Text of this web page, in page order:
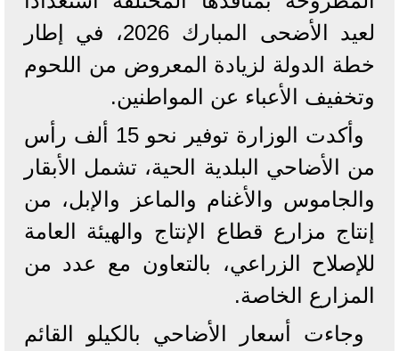
لعيد الأضحى المبارك 2026، في إطار
خطة الدولة لزيادة المعروض من اللحوم
وتخفيف الأعباء عن المواطنين.
وأكدت الوزارة توفير نحو 15 ألف رأس
من الأضاحي البلدية الحية، تشمل الأبقار
والجاموس والأغنام والماعز والإبل، من
إنتاج مزارع قطاع الإنتاج والهيئة العامة
للإصلاح الزراعي، بالتعاون مع عدد من
المزارع الخاصة.
وجاءت أسعار الأضاحي بالكيلو القائم